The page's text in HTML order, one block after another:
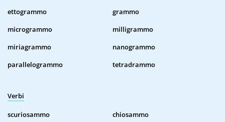
ettogrammo
grammo
microgrammo
milligrammo
miriagrammo
nanogrammo
parallelogrammo
tetradrammo
Verbi
scuriosammo
chiosammo